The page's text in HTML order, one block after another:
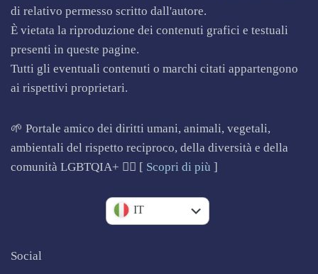
di relativo permesso scritto dall'autore.
È vietata la riproduzione dei contenuti grafici e testuali
presenti in queste pagine.
Tutti gli eventuali contenuti o marchi citati appartengono
ai rispettivi proprietari.
🌱 Portale amico dei diritti umani, animali, vegetali,
ambientali del rispetto reciproco, della diversità e della
comunità LGBTQIA+ 🏳️‍🌈 [ Scopri di più ]
EN
IT
Social